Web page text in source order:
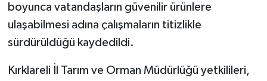
boyunca vatandaşların güvenilir ürünlere
ulaşabilmesi adına çalışmaların titizlikle
sürdürüldüğü kaydedildi.
Kırklareli İl Tarım ve Orman Müdürlüğü yetkilileri,